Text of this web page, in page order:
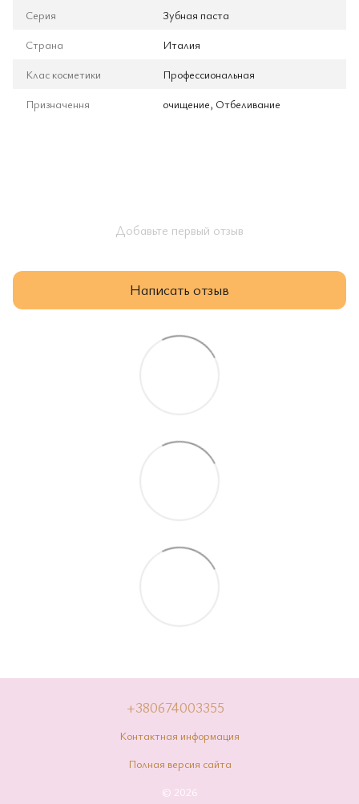
Серия
Зубная паста
Страна
Италия
Клас косметики
Профессиональная
Призначення
очищение, Отбеливание
Добавьте первый отзыв
Написать отзыв
+380674003355
Контактная информация
Полная версия сайта
© 2026